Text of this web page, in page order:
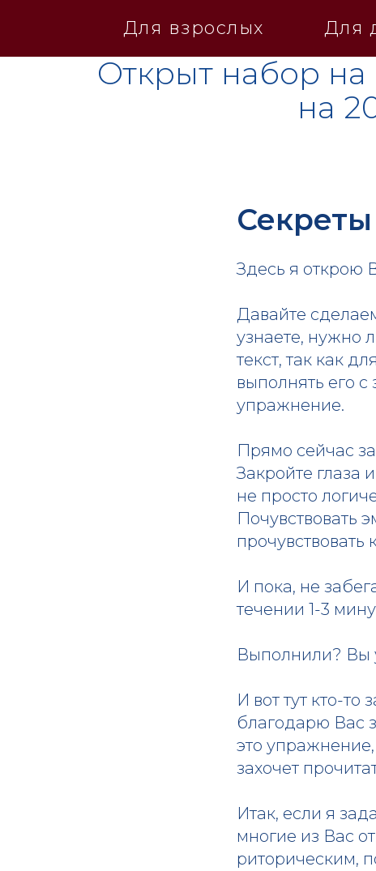
Для взрослых Для
Открыт набор
на
Секреты
Здесь я открою
Давайте
узнаете, нужно
текст, так как
выполнять его
упражнение.
Прямо сейчас
Закройте глаза
не просто
Почувствовать
прочувствовать
И пока, не
течении 1-3
Выполнили? Вы
И вот тут кто-
благодарю Вас
это
захочет
Итак, если я
многие из Вас
риторическим,